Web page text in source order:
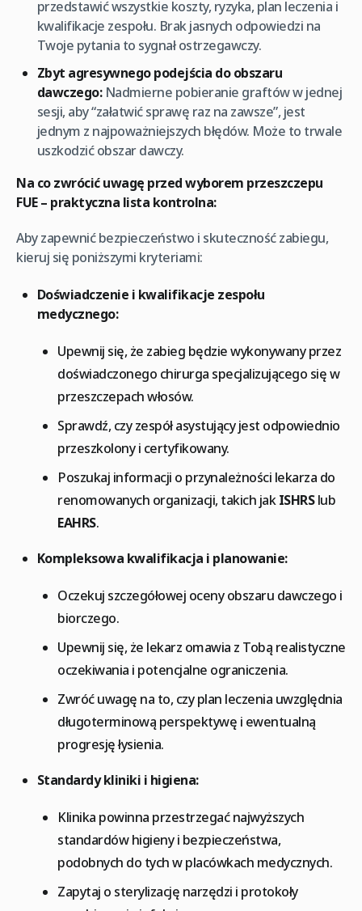
przedstawić wszystkie koszty, ryzyka, plan leczenia i
kwalifikacje zespołu. Brak jasnych odpowiedzi na
Twoje pytania to sygnał ostrzegawczy.
Zbyt agresywnego podejścia do obszaru
dawczego:Nadmierne pobieranie graftów w jednej
sesji, aby “załatwić sprawę raz na zawsze”, jest
jednym z najpoważniejszych błędów. Może to trwale
uszkodzić obszar dawczy.
Na co zwrócić uwagę przed wyborem przeszczepu
FUE – praktyczna lista kontrolna:
Aby zapewnić bezpieczeństwo i skuteczność zabiegu,
kieruj się poniższymi kryteriami:
Doświadczenie i kwalifikacje zespołu
medycznego:
Upewnij się, że zabieg będzie wykonywany przez
doświadczonego chirurga specjalizującego się w
przeszczepach włosów.
Sprawdź, czy zespół asystujący jest odpowiednio
przeszkolony i certyfikowany.
Poszukaj informacji o przynależności lekarza do
renomowanych organizacji, takich jakISHRSlub
EAHRS.
Kompleksowa kwalifikacja i planowanie:
Oczekuj szczegółowej oceny obszaru dawczego i
biorczego.
Upewnij się, że lekarz omawia z Tobą realistyczne
oczekiwania i potencjalne ograniczenia.
Zwróć uwagę na to, czy plan leczenia uwzględnia
długoterminową perspektywę i ewentualną
progresję łysienia.
Standardy kliniki i higiena:
Klinika powinna przestrzegać najwyższych
standardów higieny i bezpieczeństwa,
podobnych do tych w placówkach medycznych.
Zapytaj o sterylizację narzędzi i protokoły